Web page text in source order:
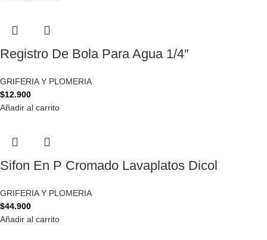
Registro De Bola Para Agua 1/4″
GRIFERIA Y PLOMERIA
$12.900
Añadir al carrito
Sifon En P Cromado Lavaplatos Dicol
GRIFERIA Y PLOMERIA
$44.900
Añadir al carrito